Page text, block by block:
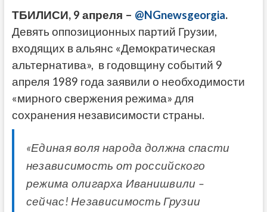
ТБИЛИСИ, 9 апреля – @NGnewsgeorgia.
Девять оппозиционных партий Грузии,
входящих в альянс «Демократическая
альтернатива», в годовщину событий 9
апреля 1989 года заявили о необходимости
«мирного свержения режима» для
сохранения независимости страны.
«Единая воля народа должна спасти
независимость от российского
режима олигарха Иванишвили –
сейчас! Независимость Грузии